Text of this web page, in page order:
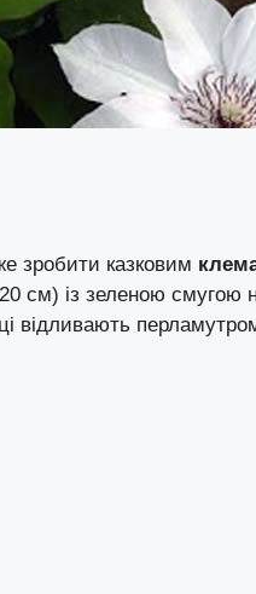
зробити казковим
см) із зеленою смугою
відливають